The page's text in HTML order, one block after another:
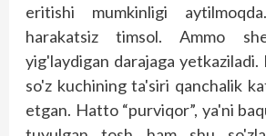
eritishi mumkinligi
harakatsiz timsol. Ammo
yig'laydigan darajaga yetkaziladi.
so'z kuchining ta'siri qanchalik
etgan. Hatto “purviqor”, ya'ni